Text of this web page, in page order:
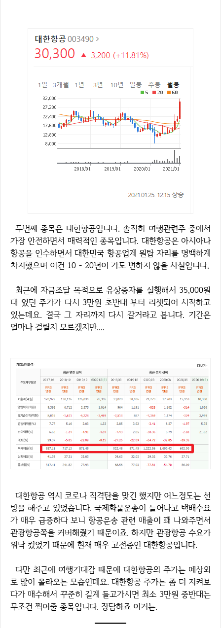
두번째 종목은 대한항공입니다. 솔직히 여행관련주 중에서
가장 안전하면서 매력적인 종목입니다. 대한항공은 아시아나
항공을 인수하면서 대한민국 항공업계 원탑 자리를 명백하게
차지했으며 이건 10 - 20년이 가도 변하지 않을 사실입니다.
최근에 자금조달 목적으로 유상증자를 실행해서 35,000원
대 였던 주가가 다시 3만원 초반대 부터 리셋되어 시작하고
있는데요. 결국 그 자리까지 다시 갈거라고 봅니다. 기간은
얼마나 걸릴지 모르겠지만....
대한항공 역시 코로나 직격탄을 맞긴 했지만 어느정도는 선
방을 해주고 있었습니다. 국제화물운송이 늘어나고 택배수요
가 매우 급증하다 보니 항공운송 관련 매출이 꽤 나와주면서
관광항공쪽을 커버해줬기 때문이죠. 하지만 관광항공 수요가
워낙 컸었기 때문에 현재 매우 고전중인 대한항공입니다.
다만 최근에 여행기대감 때문에 대한항공의 주가는 예상외
로 많이 올라오는 모습인데요. 대한항공 주가는 좀 더 지켜보
다가 매수해서 꾸준히 길게 들고가시면 최소 3만원 중반대는
무조건 찍어줄 종목입니다. 장담하죠 이거는.